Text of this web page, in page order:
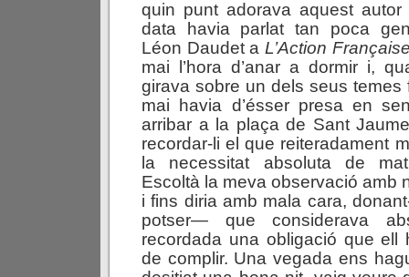
quin punt adorava aquest
data havia parlat tan poca
Léon Daudet aL’Action
mai l’hora d’anar a dormir i,
girava sobre un dels seus temes
mai havia d’ésser presa en
arribar a la plaça de Sant
recordar-li el que reiteradament
la necessitat absoluta de
Escoltà la meva observació amb
i fins diria amb mala cara,
potser— que considerava
recordada una obligació que ell
de complir. Una vegada ens